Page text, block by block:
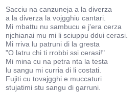
Sacciu na canzuneja a la diverza
a la diverza la vojgghiu cantari.
Mi mbattu nu sambucu e j'era cerza
njchianai mu mi li sciuppu ddui cerasi.
Mi rriva lu patruni di la gresta
"O latru chi ti rrobbi ssi cerasi!"
Mi mina cu na petra nta la testa
lu sangu mi curria di li costati.
Fujiti cu tovajgghi e muccaturi
stujatimi stu sangu di garruni.